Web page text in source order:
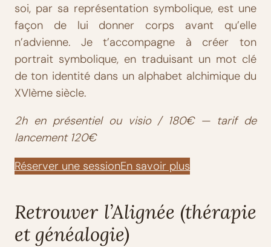
soi, par sa représentation symbolique, est une
façon de lui donner corps avant qu’elle
n’advienne. Je t’accompagne à créer ton
portrait symbolique, en traduisant un mot clé
de ton identité dans un alphabet alchimique du
XVIème siècle.
2h en présentiel ou visio / 180€ — tarif de
lancement 120€
Réserver une sessionEn savoir plus
Retrouver l’Alignée (thérapie
et généalogie)